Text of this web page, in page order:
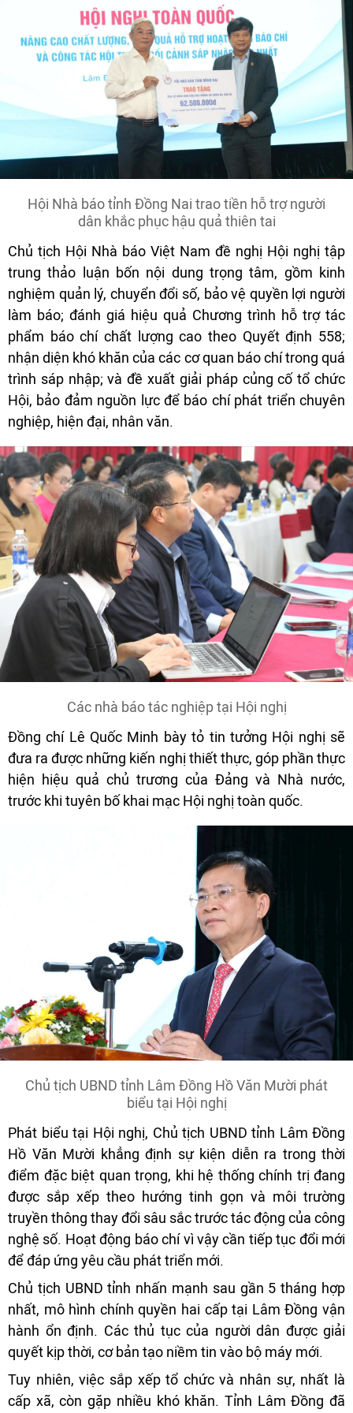
Hội Nhà báo tỉnh Đồng Nai trao tiền hỗ trợ người
dân khắc phục hậu quả thiên tai
Chủ tịch Hội Nhà báo Việt Nam đề nghị Hội nghị tập
trung thảo luận bốn nội dung trọng tâm, gồm kinh
nghiệm quản lý, chuyển đổi số, bảo vệ quyền lợi người
làm báo; đánh giá hiệu quả Chương trình hỗ trợ tác
phẩm báo chí chất lượng cao theo Quyết định 558;
nhận diện khó khăn của các cơ quan báo chí trong quá
trình sáp nhập; và đề xuất giải pháp củng cố tổ chức
Hội, bảo đảm nguồn lực để báo chí phát triển chuyên
nghiệp, hiện đại, nhân văn.
Các nhà báo tác nghiệp tại Hội nghị
Đồng chí Lê Quốc Minh bày tỏ tin tưởng Hội nghị sẽ
đưa ra được những kiến nghị thiết thực, góp phần thực
hiện hiệu quả chủ trương của Đảng và Nhà nước,
trước khi tuyên bố khai mạc Hội nghị toàn quốc.
Chủ tịch UBND tỉnh Lâm Đồng Hồ Văn Mười phát
biểu tại Hội nghị
Phát biểu tại Hội nghị, Chủ tịch UBND tỉnh Lâm Đồng
Hồ Văn Mười khẳng định sự kiện diễn ra trong thời
điểm đặc biệt quan trọng, khi hệ thống chính trị đang
được sắp xếp theo hướng tinh gọn và môi trường
truyền thông thay đổi sâu sắc trước tác động của công
nghệ số. Hoạt động báo chí vì vậy cần tiếp tục đổi mới
để đáp ứng yêu cầu phát triển mới.
Chủ tịch UBND tỉnh nhấn mạnh sau gần 5 tháng hợp
nhất, mô hình chính quyền hai cấp tại Lâm Đồng vận
hành ổn định. Các thủ tục của người dân được giải
quyết kịp thời, cơ bản tạo niềm tin vào bộ máy mới.
Tuy nhiên, việc sắp xếp tổ chức và nhân sự, nhất là
cấp xã, còn gặp nhiều khó khăn. Tỉnh Lâm Đồng đã